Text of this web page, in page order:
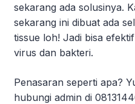
sekarang ada solusinya.
sekarang ini dibuat ada
tissue loh! Jadi bisa
virus dan bakteri.
Penasaran seperti apa?
hubungi admin di